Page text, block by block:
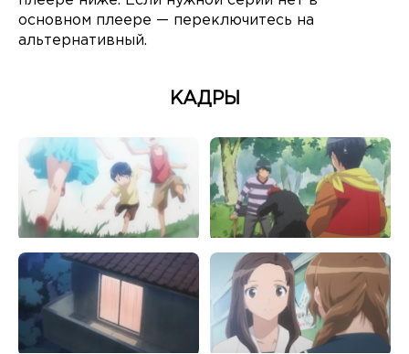
основном плеере — переключитесь на
альтернативный.
КАДРЫ